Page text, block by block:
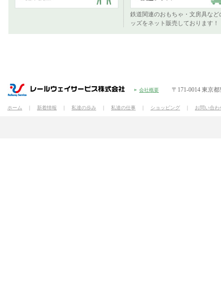
鉄道関連のおもちゃ・文房具など
ッズをネット販売しております！
会社概要 〒171-0014 東京
ホーム 新着情報 私達の歩み 私達の仕事 ショッピング お問い合わ